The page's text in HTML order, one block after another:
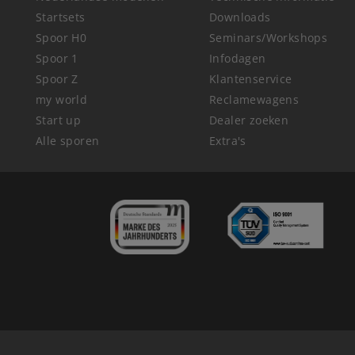
Startsets
Spoor H0
Spoor 1
Spoor Z
my world
Start up
Alle sporen
Downloads
Seminars/Workshops
Infodagen
Klantenservice
Reclamewagens
Dealer zoeken
Extra's